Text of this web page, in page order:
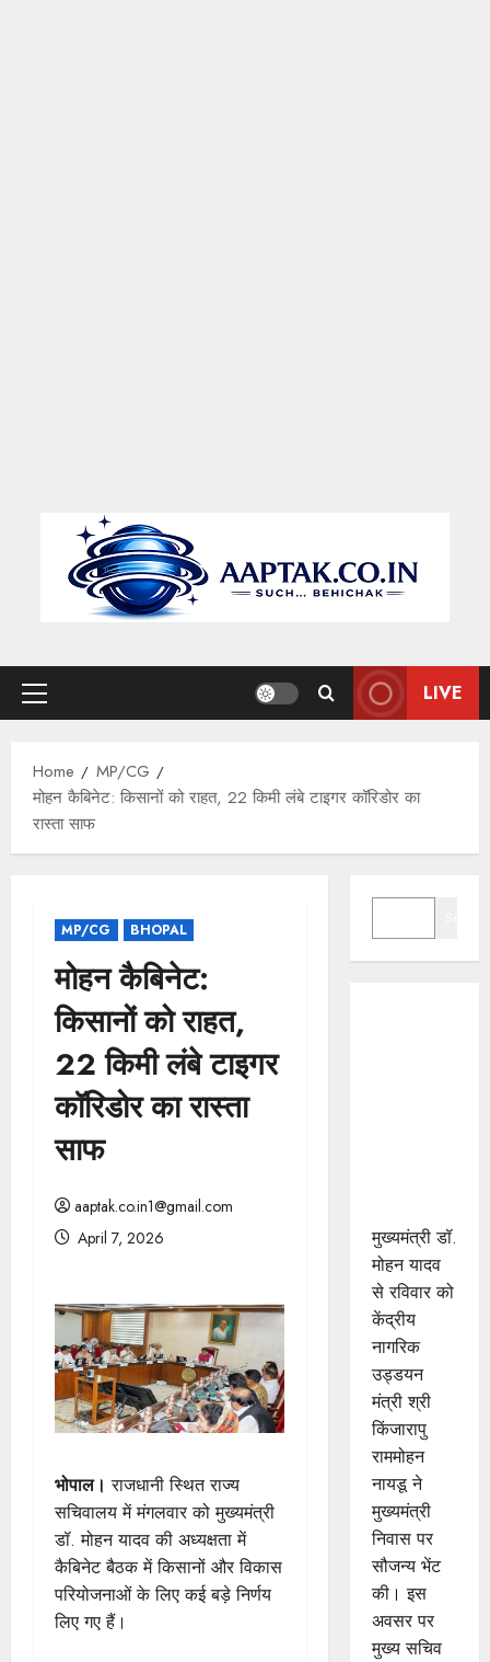
Primary
LIVE
Home
MP/CG
मोहन कैबिनेट: किसानों को राहत, 22 किमी लंबे टाइगर कॉरिडोर का
रास्ता साफ
MP/CG BHOPAL
मोहन कैबिनेट:
किसानों को राहत,
22 किमी लंबे टाइगर
कॉरिडोर का रास्ता
साफ
aaptak.co.in1@gmail.com
April 7, 2026
भोपाल।राजधानी स्थित राज्य
सचिवालय में मंगलवार को मुख्यमंत्री
डॉ. मोहन यादव की अध्यक्षता में
कैबिनेट बैठक में किसानों और विकास
परियोजनाओं के लिए कई बड़े निर्णय
लिए गए हैं।
मुख्यमंत्री डॉ.
मोहन यादव
से रविवार को
केंद्रीय
नागरिक
उड्डयन
मंत्री श्री
किंजारापु
राममोहन
नायडू ने
मुख्यमंत्री
निवास पर
सौजन्य भेंट
की। इस
अवसर पर
मुख्य सचिव